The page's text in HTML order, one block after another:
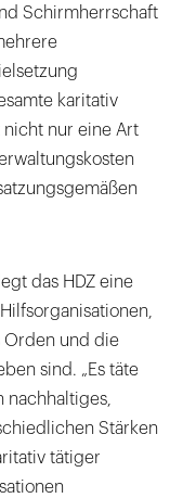
Schirmherrschaft
karitativ
nicht nur eine Art
das HDZ eine
Orden und die
sind. „Es täte
nachhaltiges,
Stärken
tätiger